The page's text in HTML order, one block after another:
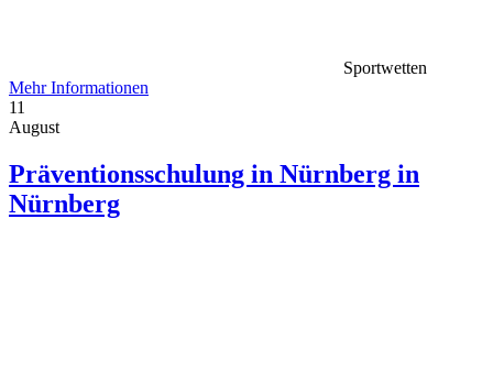
Sportwetten
Mehr Informationen
11
August
Präventionsschulung in Nürnberg in
Nürnberg